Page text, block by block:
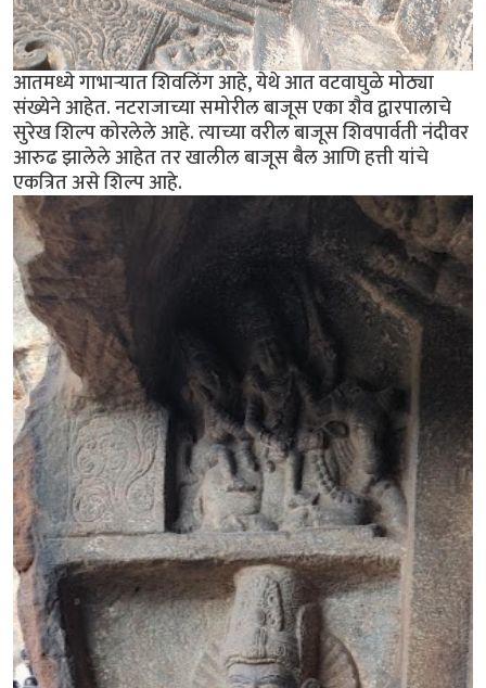
आतमध्ये गाभार्‍यात शिवलिंग आहे, येथे आत वटवाघुळे मोठ्या
संख्येने आहेत. नटराजाच्या समोरील बाजूस एका शैव द्वारपालाचे
सुरेख शिल्प कोरलेले आहे. त्याच्या वरील बाजूस शिवपार्वती नंदीवर
आरुढ झालेले आहेत तर खालील बाजूस बैल आणि हत्ती यांचे
एकत्रित असे शिल्प आहे.